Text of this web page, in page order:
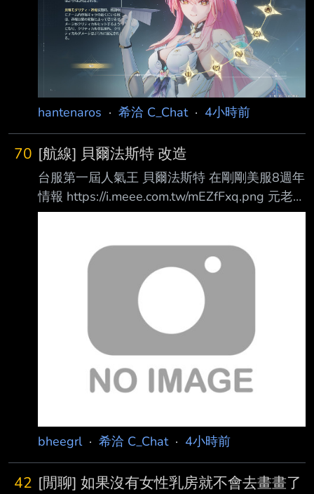
妳！！ 成功滿鏈之後也稍微凹了一下40海維夏
不死人跟矩陣作為慶祝！
https://i.imgur.com/49iZLZ1.jpeg
https://i.imgur.com/uuAKX5V.j
hantenaros · 希洽 C_Chat· 4小時前
70 [航線] 貝爾法斯特 改造
台服第一屆人氣王 貝爾法斯特 在剛剛美服8週年
情報 https://i.meee.com.tw/mEZfFxq.png 元老改
彩+1 ----- 稅前30p * 50推不重複 --
bheegrl· 希洽 C_Chat· 4小時前
42 [閒聊] 如果沒有女性乳房就不會去畫畫了